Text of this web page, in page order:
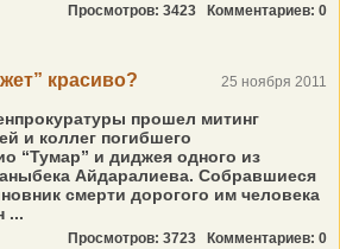
Просмотров: 3423 Комментариев: 0
красиво? 25 ноября 2011
прошел митинг
и коллег погибшего
“Тумар” и диджея одного из
Айдаралиева. Собравшиеся
смерти дорогого им человека
...
Просмотров: 3723 Комментариев: 0